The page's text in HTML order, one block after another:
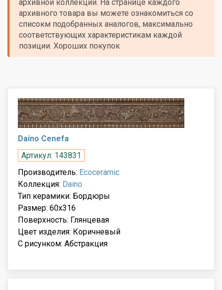
архивной коллекции. На странице каждого
архивного товара вы можете ознакомиться со
списокм подобранных аналогов, максимально
соответствующих характеристикам каждой
позиции. Хороших покупок
Daino Cenefa
Артикул: 143831
Производитель: Ecoceramic
Коллекция: Daino
Тип керамики: Бордюры
Размер: 60x316
Поверхность: Глянцевая
Цвет изделия: Коричневый
С рисунком: Абстракция